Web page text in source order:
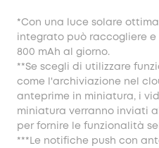
*Con una luce solare
integrato può raccogliere e
800 mAh al giorno.
**Se scegli di utilizzare
come l'archiviazione nel
anteprime in miniatura, i
miniatura verranno inviati
per fornire le funzionalità
***Le notifiche push con